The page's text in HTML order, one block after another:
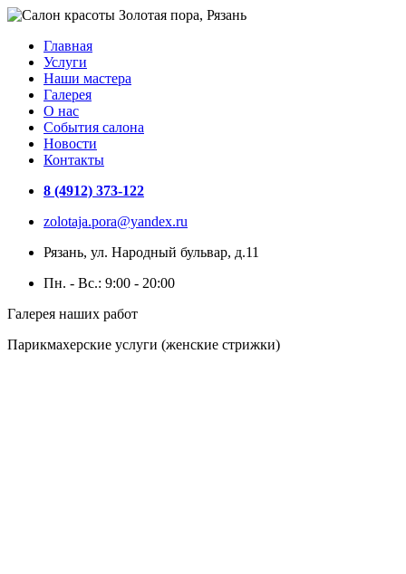
Главная
Услуги
Наши мастера
Галерея
О нас
События салона
Новости
Контакты
8 (4912) 373-122
zolotaja.pora@yandex.ru
Рязань, ул. Народный бульвар, д.11
Пн. - Вс.: 9:00 - 20:00
Галерея наших работ
Парикмахерские услуги (женские стрижки)